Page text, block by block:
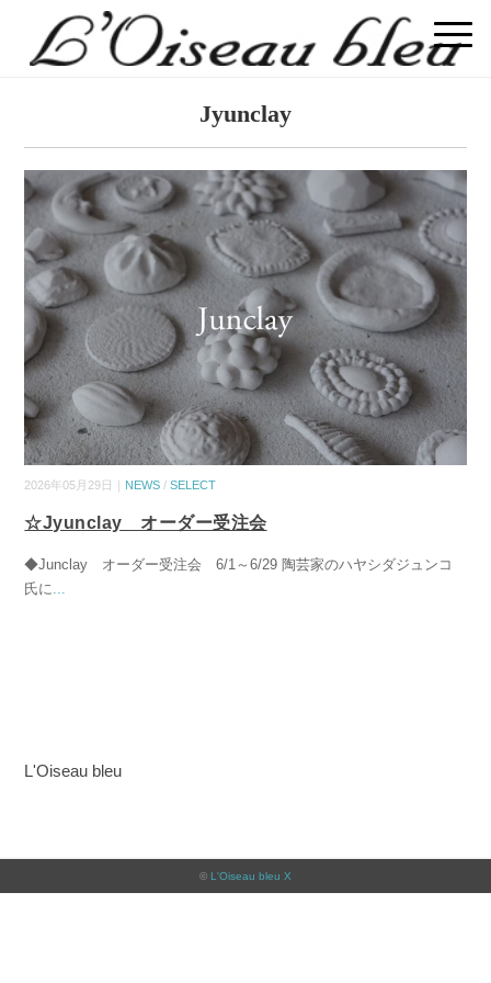
Jyunclay
2026年05月29日｜ NEWS /SELECT
☆Jyunclay オーダー受注会
◆Junclay オーダー受注会 6/1～6/29 陶芸家のハヤシダジュンコ
氏に
L'Oiseau bleu
© L'Oiseau bleu X